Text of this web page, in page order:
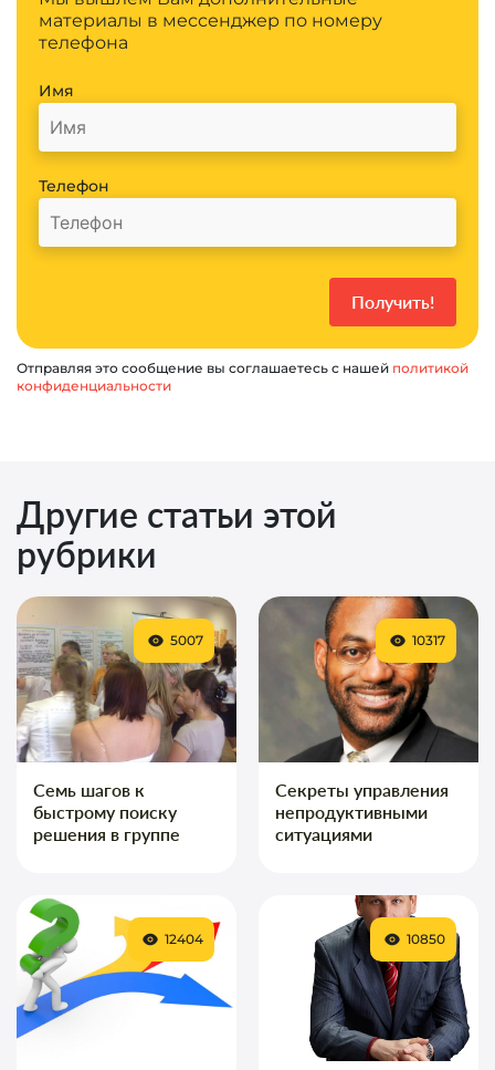
материалы в мессенджер по номеру
телефона
Имя
Телефон
Отправляя это сообщение вы соглашаетесь с нашей политикой
конфиденциальности
Другие статьи этой
рубрики
Семь шагов к
быстрому поиску
решения в группе
5007
Секреты управления
непродуктивными
ситуациями
10317
12404 10850